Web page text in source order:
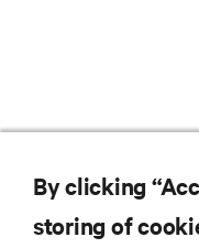
By clicking
storing of